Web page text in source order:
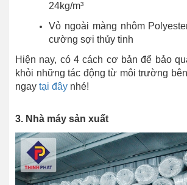
24kg/m³
Vỏ ngoài màng nhôm
cường sợi thủy tinh
Hiện nay, có 4 cách cơ bản để bảo
khỏi những tác động từ môi trường
ngay tại đây nhé!
3. Nhà máy sản xuất